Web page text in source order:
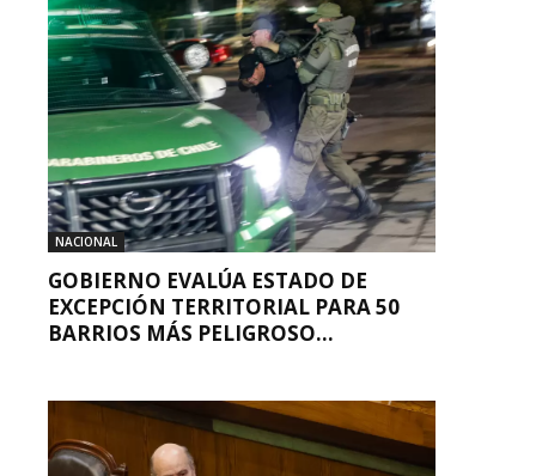
NACIONAL
GOBIERNO EVALÚA ESTADO DE
EXCEPCIÓN TERRITORIAL PARA 50
BARRIOS MÁS PELIGROSO...